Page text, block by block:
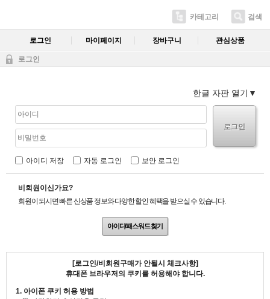
카테고리 검색
로그인 마이페이지 장바구니 관심상품
로그인
한글 자판 열기
로그인
아이디 저장 자동 로그인 보안 로그인
비회원이신가요?
회원이 되시면 빠른 신상품 정보와 다양한 할인 혜택을 받으실 수 있습니다.
아이디/패스워드 찾기
[로그인/비회원구매가 안될시 체크사항]
휴대폰 브라우저의 쿠키를 허용해야 합니다.
1. 아이폰 쿠키 허용 방법